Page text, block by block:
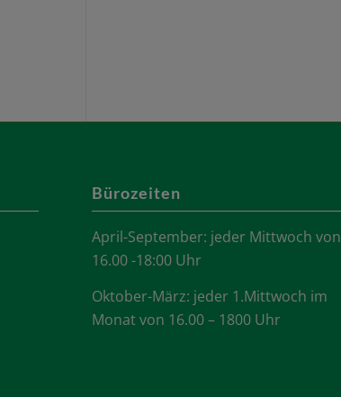
Bürozeiten
April-September: jeder Mittwoch von
16.00 -18:00 Uhr
Oktober-März: jeder 1.Mittwoch im
Monat von 16.00 – 1800 Uhr